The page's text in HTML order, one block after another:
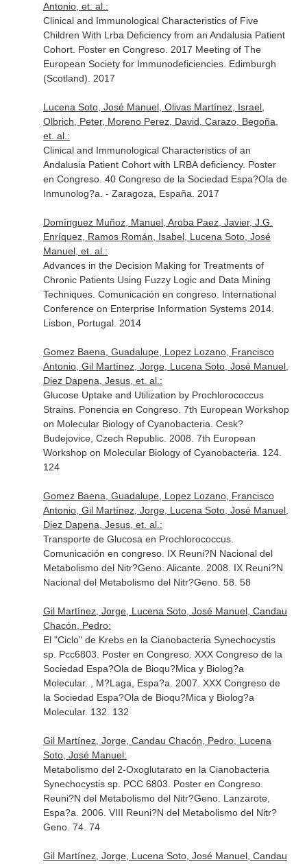
Antonio, et. al.:
Clinical and Immunological Characteristics of Five
Children With Lrba Deficiency from an Andalusia Patient
Cohort. Poster en Congreso. 2017 Meeting of The
European Society for Immunodeficiencies. Edimburgh
(Scotland). 2017
Lucena Soto, José Manuel, Olivas Martínez, Israel,
Olbrich, Peter, Moreno Perez, David, Carazo, Begoña,
et. al.:
Clinical and Immunological Characteristics of an
Andalusia Patient Cohort with LRBA deficiency. Poster
en Congreso. 40 Congreso de la Sociedad Espa?Ola de
Inmunolog?a. - Zaragoza, España. 2017
Domínguez Muñoz, Manuel, Aroba Paez, Javier, J.G.
Enríquez, Ramos Román, Isabel, Lucena Soto, José
Manuel, et. al.:
Advances in the Decision Making for Treatments of
Chronic Patients Using Fuzzy Logic and Data Mining
Techniques. Comunicación en congreso. International
Conference on Enterprise Information Systems 2014.
Lisbon, Portugal. 2014
Gomez Baena, Guadalupe, Lopez Lozano, Francisco
Antonio, Gil Martínez, Jorge, Lucena Soto, José Manuel,
Diez Dapena, Jesus, et. al.:
Glucose Uptake and Utilization by Prochlorococcus
Strains. Ponencia en Congreso. 7th European Workshop
on Molecular Biology of Cyanobacteria. Cesk?
Budejovice, Czech Republic. 2008. 7th European
Workshop on Molecular Biology of Cyanobacteria. 124.
124
Gomez Baena, Guadalupe, Lopez Lozano, Francisco
Antonio, Gil Martínez, Jorge, Lucena Soto, José Manuel,
Diez Dapena, Jesus, et. al.:
Transporte de Glucosa en Prochlorococcus.
Comunicación en congreso. IX Reuni?N Nacional del
Metabolismo del Nitr?Geno. Alicante. 2008. IX Reuni?N
Nacional del Metabolismo del Nitr?Geno. 58. 58
Gil Martínez, Jorge, Lucena Soto, José Manuel, Candau
Chacón, Pedro:
El "Ciclo" de Krebs en la Cianobacteria Synechocystis
sp. Pcc6803. Poster en Congreso. XXX Congreso de la
Sociedad Espa?Ola de Bioqu?Mica y Biolog?a
Molecular. , M?Laga, Espa?a. 2007. XXX Congreso de
la Sociedad Espa?Ola de Bioqu?Mica y Biolog?a
Molecular. 132. 132
Gil Martínez, Jorge, Candau Chacón, Pedro, Lucena
Soto, José Manuel:
Metabolismo del 2-Oxoglutarato en la Cianobacteria
Synechocystis sp. PCC 6803. Poster en Congreso.
Reuni?N del Metabolismo del Nitr?Geno. Lanzarote,
Espa?a. 2006. VIII Reuni?N del Metabolismo del Nitr?
Geno. 74. 74
Gil Martínez, Jorge, Lucena Soto, José Manuel, Candau